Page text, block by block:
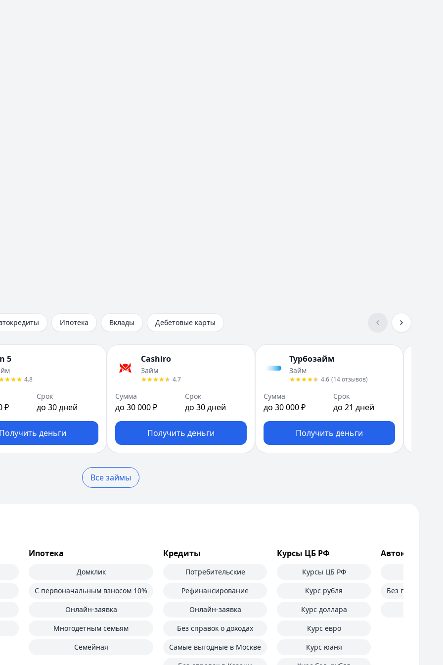
Ипотека Вклады Дебетовые карты
5
4.8
₽
Срок
до 30 дней
Получить деньги
Cashiro
Займ
4.7
Сумма
до 30 000 ₽
Срок
до 30 дней
Получить деньги
Турбозайм
Займ
4.6 (14отзывов)
Сумма
до 30 000 ₽
Срок
до 21 дней
Получить деньги
Все займы
Ипотека
Домклик
С первоначальным взносом 10%
Онлайн-заявка
Многодетным семьям
Семейная
Кредиты
Потребительские
Рефинансирование
Онлайн-заявка
Без справок о доходах
Самые выгодные в Москве
Курсы ЦБ РФ
Курсы ЦБ РФ
Курс рубля
Курс доллара
Курс евро
Курс юаня
Автокредиты
Без